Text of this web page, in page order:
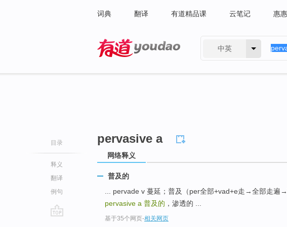
词典 翻译 有道精品课 云笔记 惠惠
中英
目录
释义
翻译
例句
pervasive a
网络释义
普及的
... pervade v 蔓延；普及（per全部+vad+e走→全部走遍
pervasive a 普及的 ，渗透的 ...
基于35个网页-相关网页